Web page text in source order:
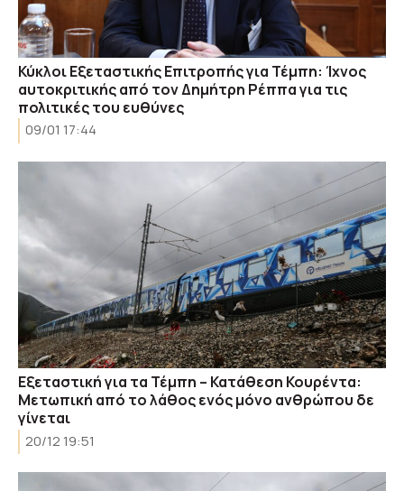
Κύκλοι Εξεταστικής Επιτροπής για Τέμπη: Ίχνος
αυτοκριτικής από τον Δημήτρη Ρέππα για τις
πολιτικές του ευθύνες
09/01 17:44
Εξεταστική για τα Τέμπη – Κατάθεση Κουρέντα:
Μετωπική από το λάθος ενός μόνο ανθρώπου δε
γίνεται
20/12 19:51